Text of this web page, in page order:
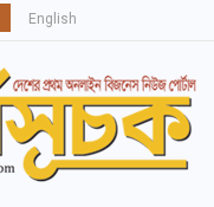
English